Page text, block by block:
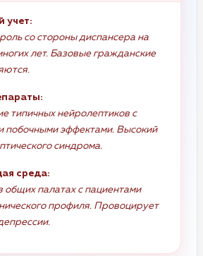
учет:
со стороны диспансера на
лет. Базовые гражданские
типичных нейролептиков с
эффектами. Высокий
синдрома.
среда:
общих палатах с пациентами
профиля. Провоцирует